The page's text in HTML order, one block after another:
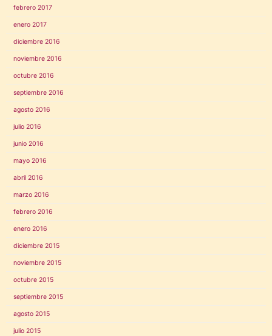
febrero 2017
enero 2017
diciembre 2016
noviembre 2016
octubre 2016
septiembre 2016
agosto 2016
julio 2016
junio 2016
mayo 2016
abril 2016
marzo 2016
febrero 2016
enero 2016
diciembre 2015
noviembre 2015
octubre 2015
septiembre 2015
agosto 2015
julio 2015